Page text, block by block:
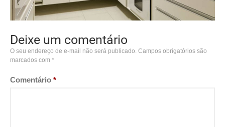
Deixe um comentário
O seu endereço de e-mail não será publicado. Campos obrigatórios são
marcados com *
Comentário *